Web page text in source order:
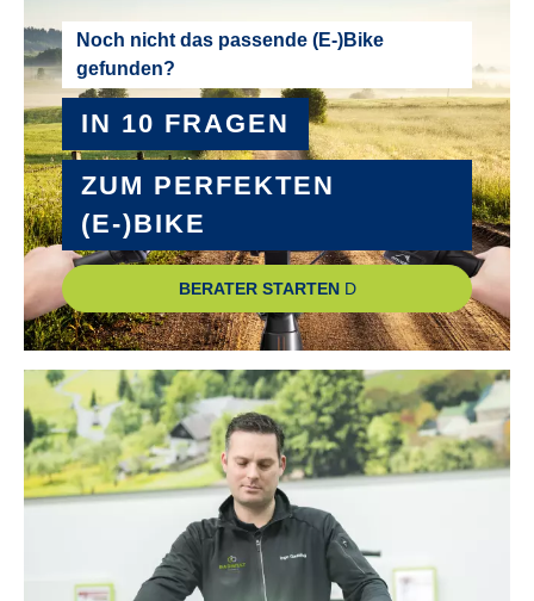
Noch nicht das passende (E-)Bike
gefunden?
IN 10 FRAGEN
ZUM PERFEKTEN
(E-)BIKE
BERATER STARTEN